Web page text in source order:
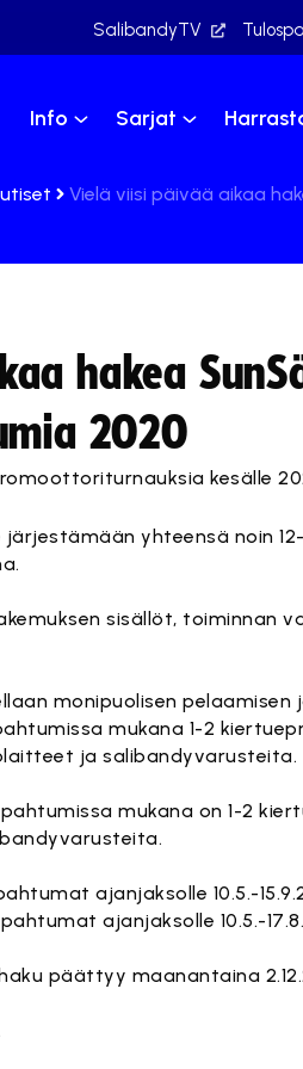
SalibandyTV
Info Sarjat
Vielä viisi päivää aikaa
hakea
2020
kesälle
yhteensä noin
sisällöt, toiminnan
monipuolisen pelaamisen
mukana 1-2
ja salibandyvarusteita.
mukana on 1-2
ajanjaksolle 10.5.-
ajanjaksolle 10.5.-
päättyy maanantaina